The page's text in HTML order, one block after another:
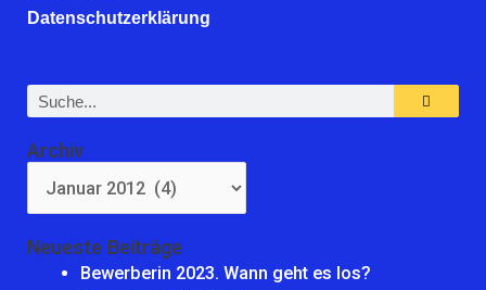
Datenschutzerklärung
Suche
Archiv
Archiv
Neueste Beiträge
Bewerberin 2023. Wann geht es los?